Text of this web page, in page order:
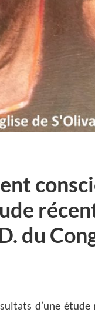
du
d’une étude